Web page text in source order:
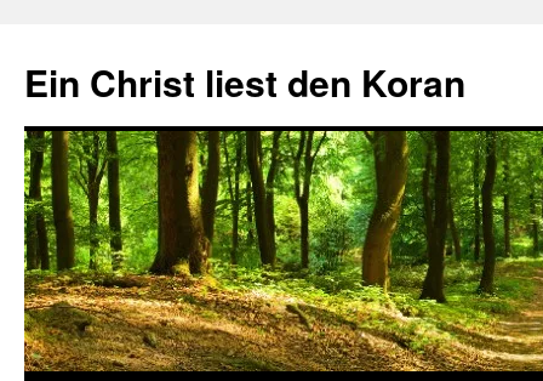
springen
Ein Christ liest den Koran